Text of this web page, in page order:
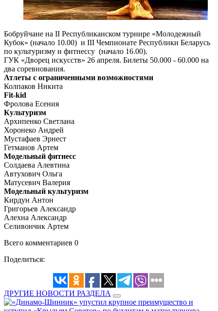
Бобруйчане на II Республиканском турнире «Молодежный
Кубок» (начало 10.00) и III Чемпионате Республики Беларусь
по культуризму и фитнессу (начало 16.00).
ГУК «Дворец искусств» 26 апреля. Билеты 50.000 - 60.000 на
два соревнования.
Атлеты с ограниченными возможностями
Колпаков Никита
Fit-kid
Фролова Есения
Культуризм
Архипенко Светлана
Хоронеко Андрей
Мустафаев Эрнест
Гетманов Артем
Модельный фитнесс
Солдаева Алевтина
Автухович Ольга
Матусевич Валерия
Модельный культуризм
Кирдун Антон
Григорьев Александр
Алехна Александр
Селивончик Артем
Всего комментариев 0
Поделиться:
ДРУГИЕ НОВОСТИ РАЗДЕЛА